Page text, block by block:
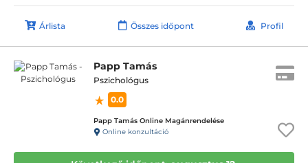
Árlista Összes időpont Profil
Papp Tamás
Pszichológus
0.0
Papp Tamás Online Magánrendelése
Online konzultáció